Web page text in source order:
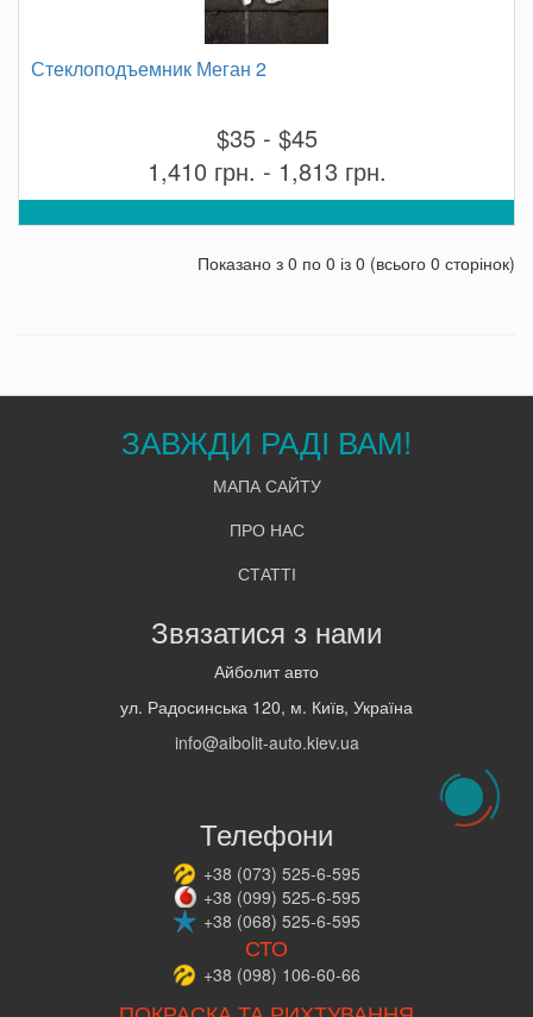
Стеклоподъемник Меган 2
$35 - $45
1,410 грн. - 1,813 грн.
Показано з 0 по 0 із 0 (всього 0 сторінок)
ЗАВЖДИ РАДІ ВАМ!
МАПА САЙТУ
ПРО НАС
СТАТТІ
Звязатися з нами
Айболит авто
ул. Радосинська 120, м. Київ, Україна
info@aibolit-auto.kiev.ua
Телефони
+38 (073) 525-6-595
+38 (099) 525-6-595
+38 (068) 525-6-595
СТО
+38 (098) 106-60-66